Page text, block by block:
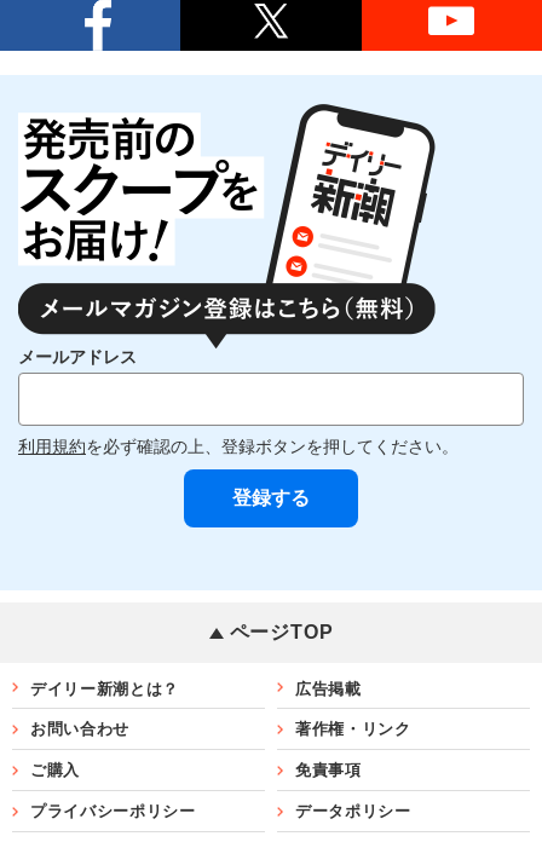
メールアドレス
利用規約を必ず確認の上、登録ボタンを押してください。
ページTOP
デイリー新潮とは？ 広告掲載
お問い合わせ 著作権・リンク
ご購入 免責事項
プライバシーポリシー データポリシー